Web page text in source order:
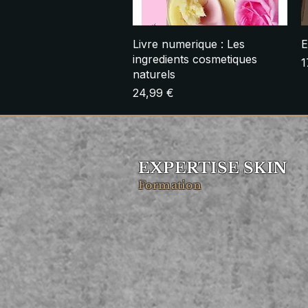
Aperçu rapide
Livre numerique : Les
ingredients cosmetiques
naturels
Prix
24,99 €
EXPERTISE SKIN
Formation